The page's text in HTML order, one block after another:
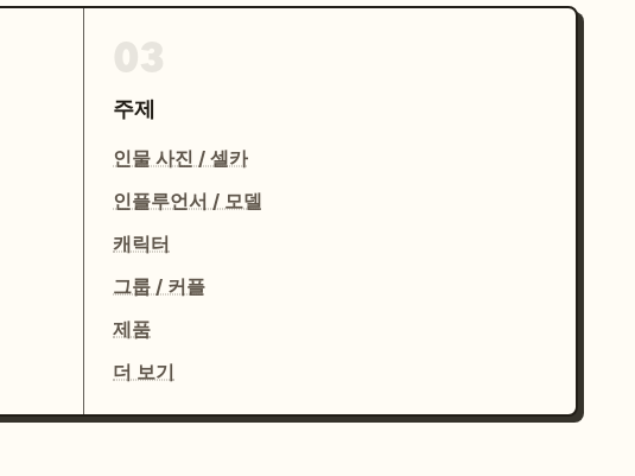
주제
인물 사진 / 셀카
인플루언서 / 모델
캐릭터
그룹 / 커플
제품
더 보기